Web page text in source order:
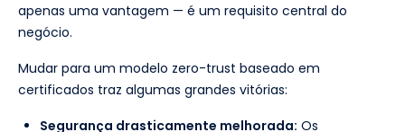
apenas uma vantagem — é um requisito central do
negócio.
Mudar para um modelo zero-trust baseado em
certificados traz algumas grandes vitórias:
Segurança drasticamente melhorada: Os